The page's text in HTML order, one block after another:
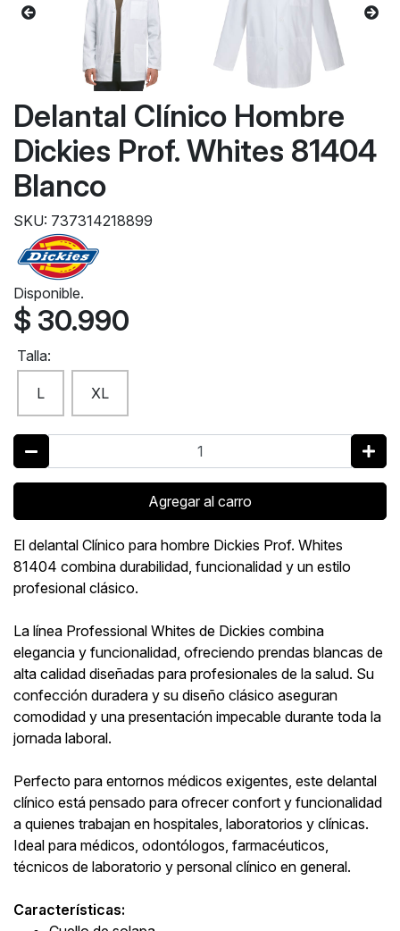
Delantal Clínico Hombre
Dickies Prof. Whites 81404
Blanco
SKU: 737314218899
Disponible.
$ 30.990
Talla:
L XL
Agregar al carro
El delantal Clínico para hombre Dickies Prof. Whites
81404 combina durabilidad, funcionalidad y un estilo
profesional clásico.
La línea Professional Whites de Dickies combina
elegancia y funcionalidad, ofreciendo prendas blancas de
alta calidad diseñadas para profesionales de la salud. Su
confección duradera y su diseño clásico aseguran
comodidad y una presentación impecable durante toda la
jornada laboral.
Perfecto para entornos médicos exigentes, este delantal
clínico está pensado para ofrecer confort y funcionalidad
a quienes trabajan en hospitales, laboratorios y clínicas.
Ideal para médicos, odontólogos, farmacéuticos,
técnicos de laboratorio y personal clínico en general.
Características: